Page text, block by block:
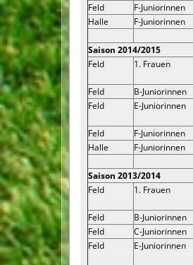
Feld
F-Juniorinnen
Halle
F-Juniorinnen
Saison 2014/2015
Feld
1. Frauen
Feld B-Juniorinnen
Feld
E-Juniorinnen
Feld F-Juniorinnen
Halle
F-Juniorinnen
Saison 2013/2014
Feld
1. Frauen
Feld
B-Juniorinnen
Feld
C-Juniorinnen
Feld
E-Juniorinnen